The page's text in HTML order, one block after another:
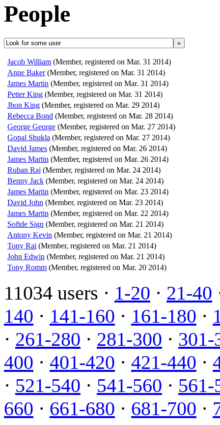
People
»
Jacob William (Member, registered on Mar. 31 2014)
Anne Baker (Member, registered on Mar. 31 2014)
James Martin (Member, registered on Mar. 31 2014)
Petter King (Member, registered on Mar. 31 2014)
Jhon King (Member, registered on Mar. 29 2014)
Rebecca Bond (Member, registered on Mar. 28 2014)
George George (Member, registered on Mar. 27 2014)
Gopal Shukla (Member, registered on Mar. 27 2014)
David James (Member, registered on Mar. 26 2014)
James Martin (Member, registered on Mar. 26 2014)
Ruban Raj (Member, registered on Mar. 24 2014)
Benny Jack (Member, registered on Mar. 24 2014)
James Martin (Member, registered on Mar. 23 2014)
David John (Member, registered on Mar. 23 2014)
James Martin (Member, registered on Mar. 22 2014)
Softde Sign (Member, registered on Mar. 21 2014)
Antony Kevin (Member, registered on Mar. 21 2014)
Tony Rai (Member, registered on Mar. 21 2014)
John Edwin (Member, registered on Mar. 21 2014)
Tony Romm (Member, registered on Mar. 20 2014)
11034 users · 1-20 · 21-40
140 · 141-160 · 161-180 ·
· 261-280 · 281-300 · 301-
400 · 401-420 · 421-440 ·
· 521-540 · 541-560 · 561-
660 · 661-680 · 681-700 ·